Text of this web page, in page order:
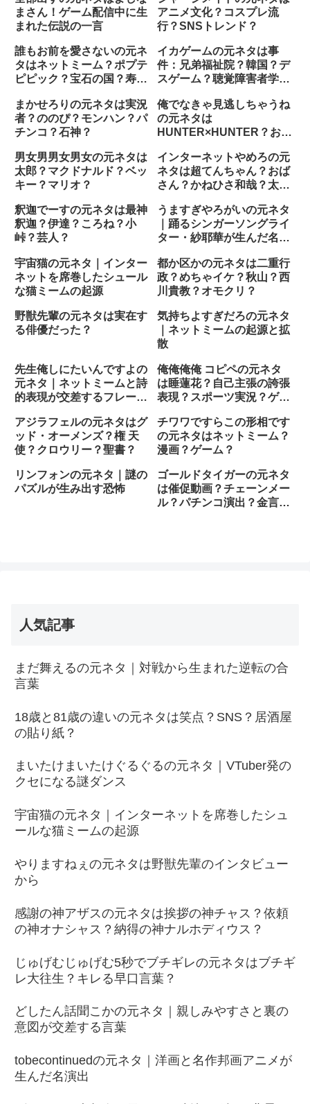
まさん！ゲーム配信中に生
まれた伝説の一言
アニメ文化？コスプレ流
行？SNSトレンド？
誰もお前を愛さないの元ネ
タはネットミーム？ポプテ
ピピック？宝石の国？寿
イカゲームの元ネタは事
件：兄弟福祉院？韓国？デ
スゲーム？聴覚障害者学
まかせろりの元ネタは実況
者？ののぴ？モンハン？パ
チンコ？石神？
俺でなきゃ見逃しちゃうね
の元ネタは
HUNTER×HUNTER？お笑
男女男男女男女の元ネタは
太郎？マクドナルド？ベッ
キー？マリオ？
インターネットやめろの元
ネタは超てんちゃん？おば
さん？かねひさ和哉？太鼓
釈迦でーすの元ネタは最神
釈迦？伊達？ころね？小
峠？芸人？
うますぎやろがいの元ネタ
｜踊るシンガーソングライ
ター・紗耶華が生んだ名フ
宇宙猫の元ネタ｜インター
ネットを席巻したシュール
な猫ミームの起源
都か区かの元ネタは二重行
政？めちゃイケ？秋山？西
川貴教？オモクリ？
野獣先輩の元ネタは実在す
る俳優だった？
気持ちよすぎだろの元ネタ
｜ネットミームの起源と拡
散
先生俺しにたいんですよの
元ネタ｜ネットミームと詩
的表現が交差するフレーズ
俺俺俺俺 コピペの元ネタ
は睡蓮花？自己主張の誇張
表現？スポーツ実況？ゲー
アジラフェルの元ネタはグ
ッド・オーメンズ？権 天
使？クロウリー？聖書？
チワワですらこの形相です
の元ネタはネットミーム？
漫画？ゲーム？
リンフォンの元ネタ｜謎の
パズルが生み出す恐怖
ゴールドタイガーの元ネタ
は催促動画？チェーンメー
ル？パチンコ演出？金言大
人気記事
まだ舞えるの元ネタ｜対戦から生まれた逆転の合
言葉
18歳と81歳の違いの元ネタは笑点？SNS？居酒屋
の貼り紙？
まいたけまいたけぐるぐるの元ネタ｜VTuber発の
クセになる謎ダンス
宇宙猫の元ネタ｜インターネットを席巻したシュ
ールな猫ミームの起源
やりますねぇの元ネタは野獣先輩のインタビュー
から
感謝の神アザスの元ネタは挨拶の神チャス？依頼
の神オナシャス？納得の神ナルホディウス？
じゅげむじゅげむ5秒でブチギレの元ネタはブチギ
レ大往生？キレる早口言葉？
どしたん話聞こかの元ネタ｜親しみやすさと裏の
意図が交差する言葉
tobecontinuedの元ネタ｜洋画と名作邦画アニメが
生んだ名演出